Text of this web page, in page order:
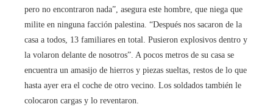
pero no encontraron nada”, asegura este hombre, que niega que
milite en ninguna facción palestina. “Después nos sacaron de la
casa a todos, 13 familiares en total. Pusieron explosivos dentro y
la volaron delante de nosotros”. A pocos metros de su casa se
encuentra un amasijo de hierros y piezas sueltas, restos de lo que
hasta ayer era el coche de otro vecino. Los soldados también le
colocaron cargas y lo reventaron.